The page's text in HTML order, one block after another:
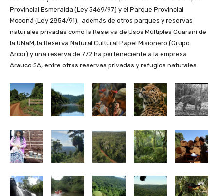
Provincial Esmeralda (Ley 3469/97) y el Parque Provincial
Moconá (Ley 2854/91), además de otros parques y reservas
naturales privadas como la Reserva de Usos Múltiples Guaraní de
la UNaM, la Reserva Natural Cultural Papel Misionero (Grupo
Arcor) y una reserva de 772 ha perteneciente a la empresa
Arauco SA, entre otras reservas privadas y refugios naturales